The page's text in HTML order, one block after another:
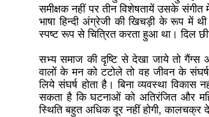
समीक्षक नहीं पर तीन विशेषतायें उसके
भाषा हिन्दी अंग्रेजी की खिचड़ी के रूप में
स्पष्ट रूप से चित्रित करता हुआ था। दिल
सभ्य समाज की दृष्टि से देखा जाये तो
वालों के मन को टटोले तो वह जीवन के
लिये संघर्ष होता है। बिना व्यवस्था विकास
सकता है कि घटनाओं को अतिरंजित और
स्थिति बहुत अधिक दूर नहीं होगी, कालचक्र